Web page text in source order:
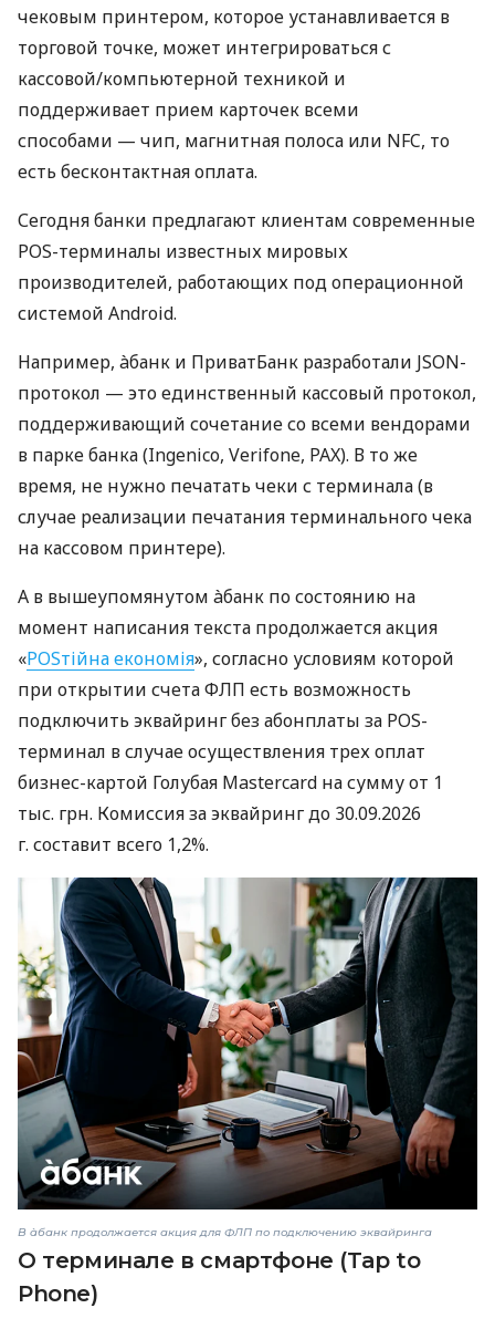
чековым принтером, которое устанавливается в
торговой точке, может интегрироваться с
кассовой/компьютерной техникой и
поддерживает прием карточек всеми
способами — чип, магнитная полоса или NFC, то
есть бесконтактная оплата.
Сегодня банки предлагают клиентам современные
POS-терминалы известных мировых
производителей, работающих под операционной
системой Android.
Например, àбанк и ПриватБанк разработали JSON-
протокол — это единственный кассовый протокол,
поддерживающий сочетание со всеми вендорами
в парке банка (Ingenico, Verifone, PAX). В то же
время, не нужно печатать чеки с терминала (в
случае реализации печатания терминального чека
на кассовом принтере).
А в вышеупомянутом àбанк по состоянию на
момент написания текста продолжается акция
«POSтійна економія», согласно условиям которой
при открытии счета ФЛП есть возможность
подключить эквайринг без абонплаты за POS-
терминал в случае осуществления трех оплат
бизнес-картой Голубая Mastercard на сумму от 1
тыс. грн. Комиссия за эквайринг до 30.09.2026
г. составит всего 1,2%.
В àбанк продолжается акция для ФЛП по подключению эквайринга
О терминале в смартфоне (Tap to
Phone)